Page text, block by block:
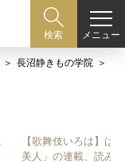
検索 メニュー
長沼静きもの学院
【歌舞伎いろは】は
美人」の連載、読み